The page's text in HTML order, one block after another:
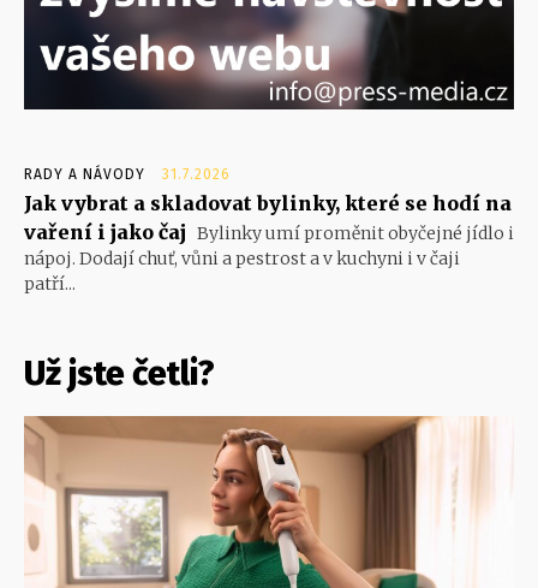
RADY A NÁVODY 31.7.2026
Jak vybrat a skladovat bylinky, které se hodí na
vaření i jako čaj Bylinky umí proměnit obyčejné jídlo i
nápoj. Dodají chuť, vůni a pestrost a v kuchyni i v čaji
patří...
Už jste četli?